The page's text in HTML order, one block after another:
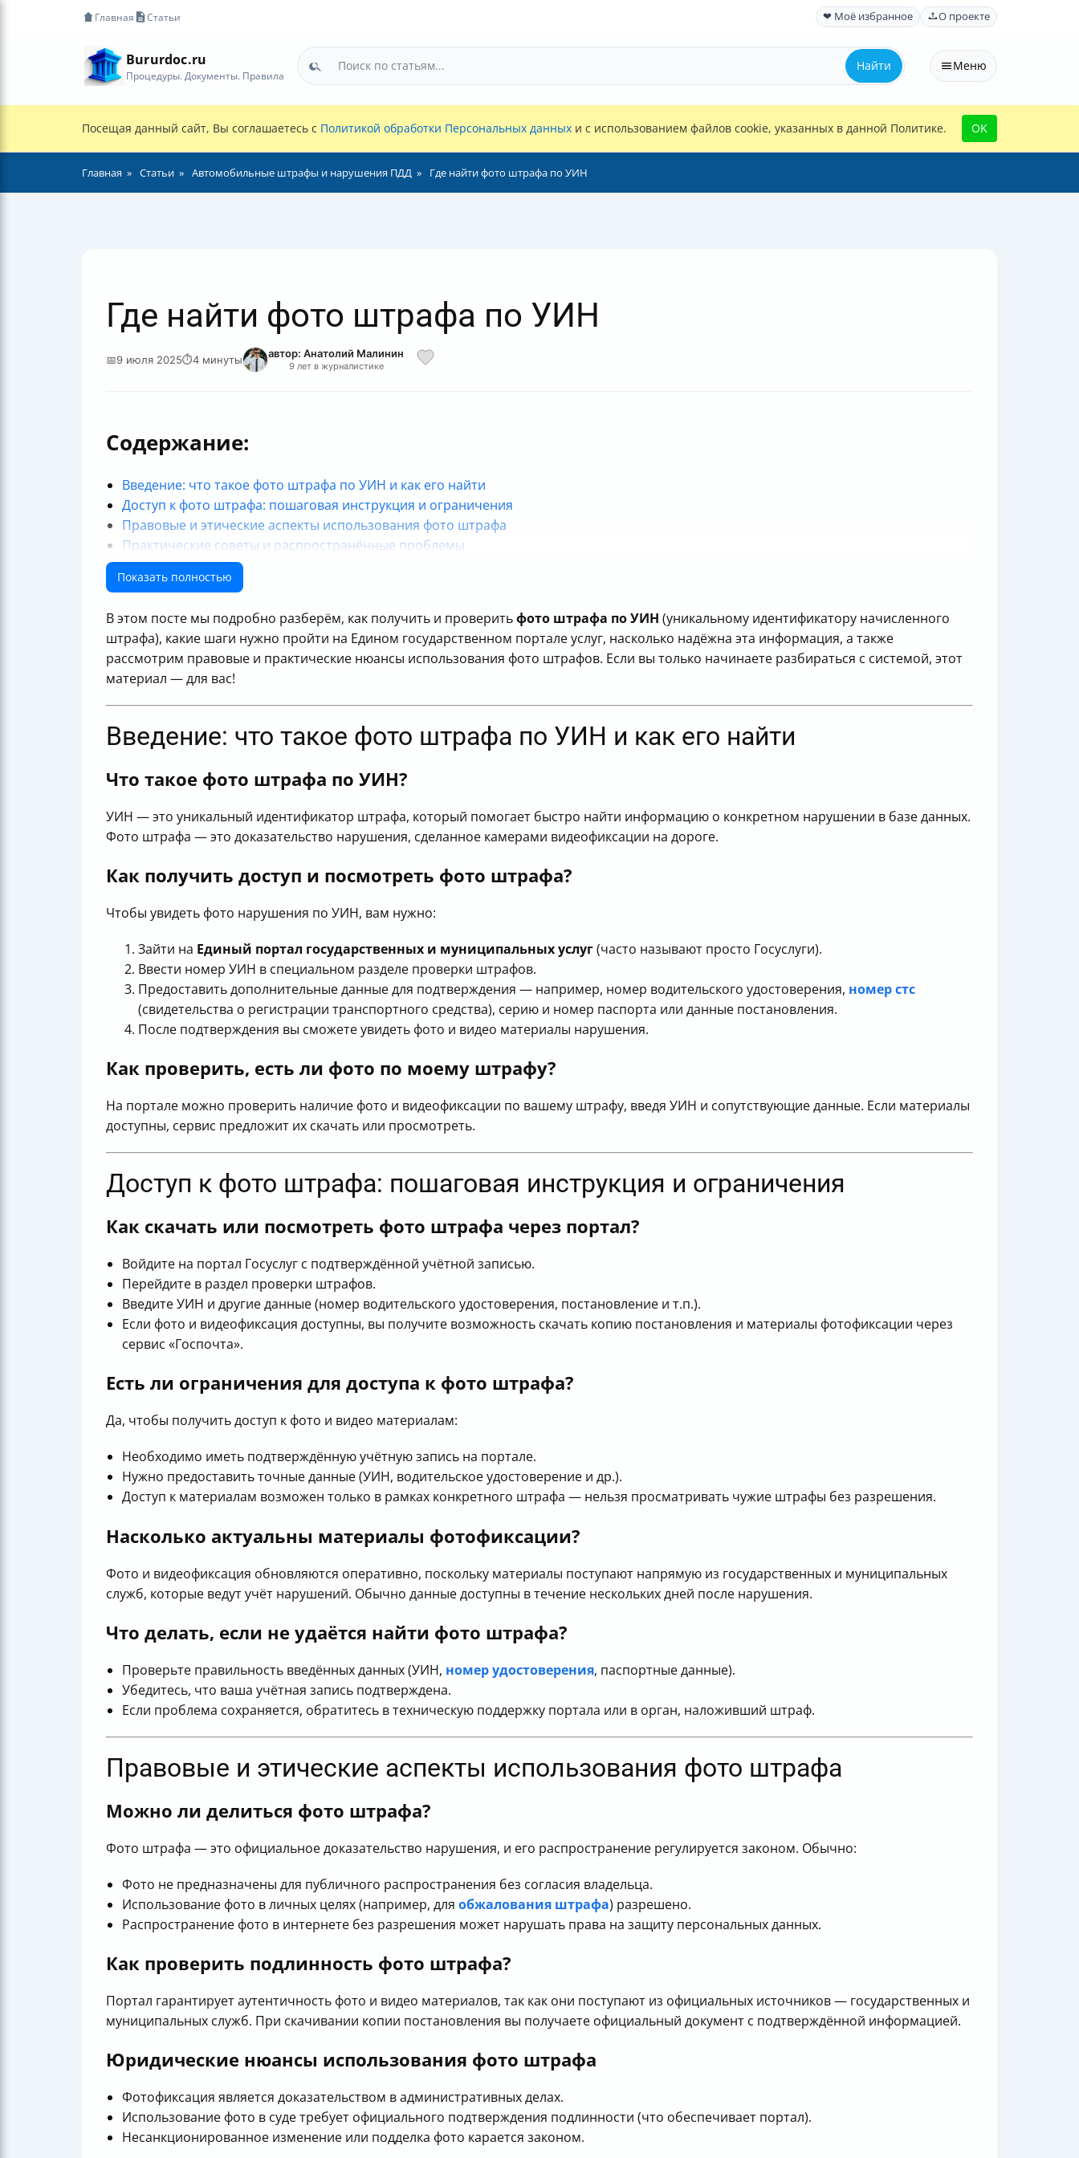
Главная Статьи ❤ Моё избранное О проекте
Bururdoc.ru
Процедуры. Документы. Правила
Найти Меню
Посещая данный сайт, Вы соглашаетесь с Политикой обработки Персональных данных и с использованием файлов cookie, указанных в данной Политике. OK
Главная Статьи Автомобильные штрафы и нарушения ПДД Где найти фото штрафа по УИН
Где найти фото штрафа по УИН
📅9 июля 2025⏱4 минуты автор: Анатолий Малинин
9 лет в журналистике
Содержание:
Введение: что такое фото штрафа по УИН и как его найти
Доступ к фото штрафа: пошаговая инструкция и ограничения
Правовые и этические аспекты использования фото штрафа
Практические советы и распространённые проблемы
Итог
Показать полностью
В этом посте мы подробно разберём, как получить и проверитьфото штрафа по УИН (уникальному идентификатору начисленного
штрафа), какие шаги нужно пройти на Едином государственном портале услуг, насколько надёжна эта информация, а также
рассмотрим правовые и практические нюансы использования фото штрафов. Если вы только начинаете разбираться с системой, этот
материал — для вас!
Введение: что такое фото штрафа по УИН и как его найти
Что такое фото штрафа по УИН?
УИН — это уникальный идентификатор штрафа, который помогает быстро найти информацию о конкретном нарушении в базе данных.
Фото штрафа — это доказательство нарушения, сделанное камерами видеофиксации на дороге.
Как получить доступ и посмотреть фото штрафа?
Чтобы увидеть фото нарушения по УИН, вам нужно:
Зайти на Единый портал государственных и муниципальных услуг(часто называют просто Госуслуги).
Ввести номер УИН в специальном разделе проверки штрафов.
Предоставить дополнительные данные для подтверждения — например, номер водительского удостоверения, номер стс
(свидетельства о регистрации транспортного средства), серию и номер паспорта или данные постановления.
После подтверждения вы сможете увидеть фото и видео материалы нарушения.
Как проверить, есть ли фото по моему штрафу?
На портале можно проверить наличие фото и видеофиксации по вашему штрафу, введя УИН и сопутствующие данные. Если материалы
доступны, сервис предложит их скачать или просмотреть.
Доступ к фото штрафа: пошаговая инструкция и ограничения
Как скачать или посмотреть фото штрафа через портал?
Войдите на портал Госуслуг с подтверждённой учётной записью.
Перейдите в раздел проверки штрафов.
Введите УИН и другие данные (номер водительского удостоверения, постановление и т.п.).
Если фото и видеофиксация доступны, вы получите возможность скачать копию постановления и материалы фотофиксации через
сервис «Госпочта».
Есть ли ограничения для доступа к фото штрафа?
Да, чтобы получить доступ к фото и видео материалам:
Необходимо иметь подтверждённую учётную запись на портале.
Нужно предоставить точные данные (УИН, водительское удостоверение и др.).
Доступ к материалам возможен только в рамках конкретного штрафа — нельзя просматривать чужие штрафы без разрешения.
Насколько актуальны материалы фотофиксации?
Фото и видеофиксация обновляются оперативно, поскольку материалы поступают напрямую из государственных и муниципальных
служб, которые ведут учёт нарушений. Обычно данные доступны в течение нескольких дней после нарушения.
Что делать, если не удаётся найти фото штрафа?
Проверьте правильность введённых данных (УИН, номер удостоверения, паспортные данные).
Убедитесь, что ваша учётная запись подтверждена.
Если проблема сохраняется, обратитесь в техническую поддержку портала или в орган, наложивший штраф.
Правовые и этические аспекты использования фото штрафа
Можно ли делиться фото штрафа?
Фото штрафа — это официальное доказательство нарушения, и его распространение регулируется законом. Обычно:
Фото не предназначены для публичного распространения без согласия владельца.
Использование фото в личных целях (например, для обжалования штрафа) разрешено.
Распространение фото в интернете без разрешения может нарушать права на защиту персональных данных.
Как проверить подлинность фото штрафа?
Портал гарантирует аутентичность фото и видео материалов, так как они поступают из официальных источников — государственных и
муниципальных служб. При скачивании копии постановления вы получаете официальный документ с подтверждённой информацией.
Юридические нюансы использования фото штрафа
Фотофиксация является доказательством в административных делах.
Использование фото в суде требует официального подтверждения подлинности (что обеспечивает портал).
Несанкционированное изменение или подделка фото карается законом.